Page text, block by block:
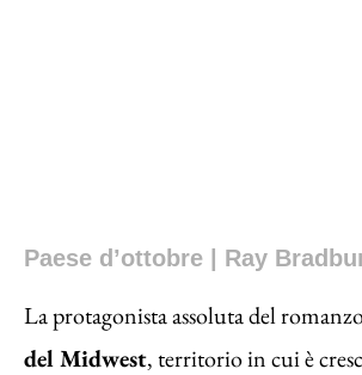
Paese d’ottobre | Ray
La protagonista assoluta del
del Midwest, territorio in cui è